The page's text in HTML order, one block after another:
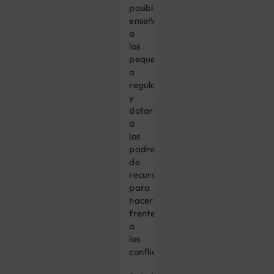
posible
enseñar
a
los
pequeños
a
regularse
y
dotar
a
los
padres
de
recursos
para
hacer
frente
a
los
conflictos.